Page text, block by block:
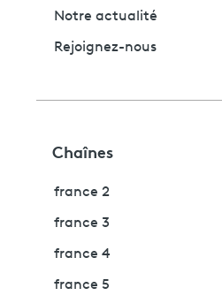
Notre actualité
Rejoignez-nous
Chaînes
france 2
france 3
france 4
france 5